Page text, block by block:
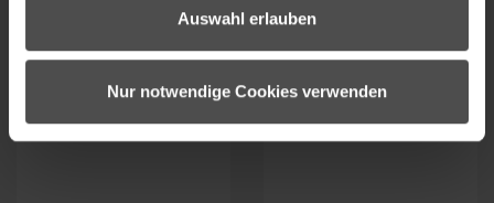
Auswahl erlauben
Nur notwendige Cookies verwenden